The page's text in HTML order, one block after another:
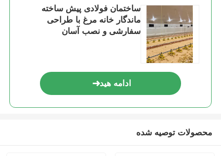
ساختمان فولادی پیش ساخته
ماندگار خانه مرغ با طراحی
سفارشی و نصب آسان
ادامه هید
محصولات توصیه شده